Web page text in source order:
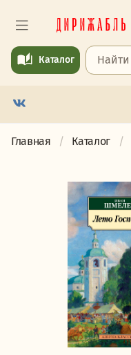
Каталог
Главная Каталог